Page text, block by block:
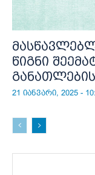
წიგნი
21 იანვარი, 2025 -